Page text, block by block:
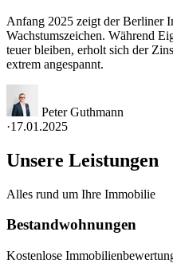
Anfang 2025 zeigt der Berliner
Wachstumszeichen. Während
teuer bleiben, erholt sich der
extrem angespannt.
Peter Guthmann
·17.01.2025
Unsere Leistungen
Alles rund um Ihre Immobilie
Bestandwohnungen
Kostenlose